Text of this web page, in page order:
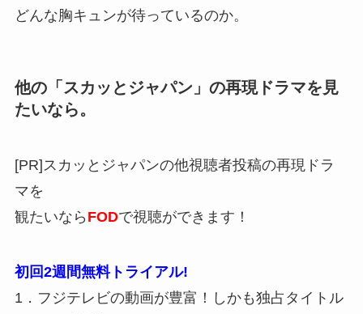
どんな胸キュンが待っているのか。
他の「スカッとジャパン」の再現ドラマを見
たいなら。
[PR]スカッとジャパンの他視聴者投稿の再現ドラ
マを
観たいなら FODで視聴ができます！
初回2週間無料トライアル!
1．フジテレビの動画が豊富！しかも独占タイトル